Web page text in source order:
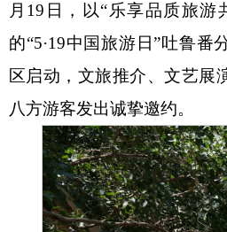
市场监管
消防救援
重大建设项目批准和实施
公共资源交易和配置
月19日，以“乐享品质旅游
的“5·19中国旅游日”吐鲁番
区启动，文旅推介、文艺展
八方游客发出诚挚邀约。